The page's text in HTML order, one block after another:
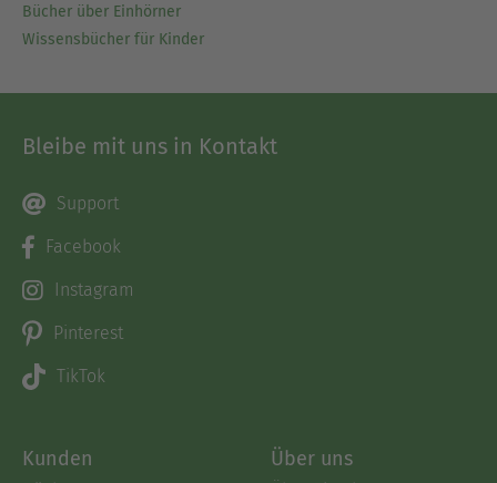
Bücher über Einhörner
Wissensbücher für Kinder
Bleibe mit uns in Kontakt
Support
Facebook
Instagram
Pinterest
TikTok
Kunden Über uns